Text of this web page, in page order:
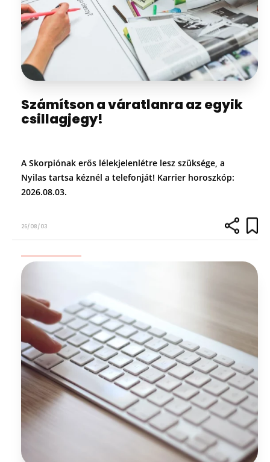
Számítson a váratlanra az egyik
csillagjegy!
A Skorpiónak erős lélekjelenlétre lesz szüksége, a
Nyilas tartsa kéznél a telefonját! Karrier horoszkóp:
2026.08.03.
26/08/03